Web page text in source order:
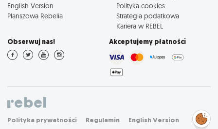
English Version
Planszowa Rebelia
Polityka cookies
Strategia podatkowa
Kariera w REBEL
Obserwuj nas! Akceptujemy płatności
Polityka prywatności Regulamin English Version
Zarządzaj
preferencjami
cookies